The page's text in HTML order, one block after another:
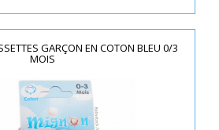
GARÇON EN COTON BLEU 0/3
MOIS